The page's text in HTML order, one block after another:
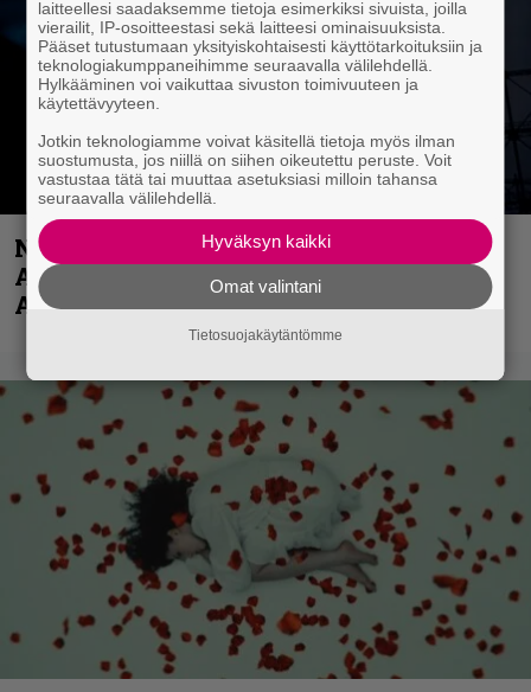
Näin lähtee Ghostin Tobias Forgelta
Accept – menossa mukana myös
Anthrax- ja Korn-miehistöä
laitteellesi saadaksemme tietoja esimerkiksi sivuista, joilla
vierailit, IP-osoitteestasi sekä laitteesi ominaisuuksista.
Pääset tutustumaan yksityiskohtaisesti käyttötarkoituksiin ja
teknologiakumppaneihimme seuraavalla välilehdellä.
Hylkääminen voi vaikuttaa sivuston toimivuuteen ja
käytettävyyteen.
Jotkin teknologiamme voivat käsitellä tietoja myös ilman
suostumusta, jos niillä on siihen oikeutettu peruste. Voit
vastustaa tätä tai muuttaa asetuksiasi milloin tahansa
seuraavalla välilehdellä.
Hyväksyn kaikki
Omat valintani
Tietosuojakäytäntömme